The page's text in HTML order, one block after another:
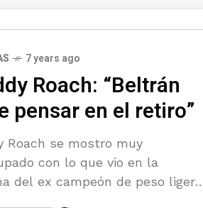
7 years ago
Roach: “Beltrán
pensar en el retiro”
Roach se mostro muy
con lo que vio en la
del ex campeón de peso ligero